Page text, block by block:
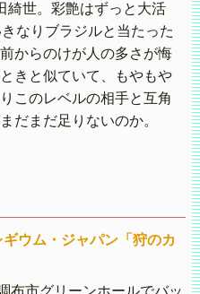
綺世。彩艶はずっと大活
なりブラジルと当たった
からのけが人の多さが悔
きと似ていて、もやもや
このレベルの相手と互角
だまだ足りないのか。
ウム・ジャパン「狩のカ
布市グリーンホールでバッ